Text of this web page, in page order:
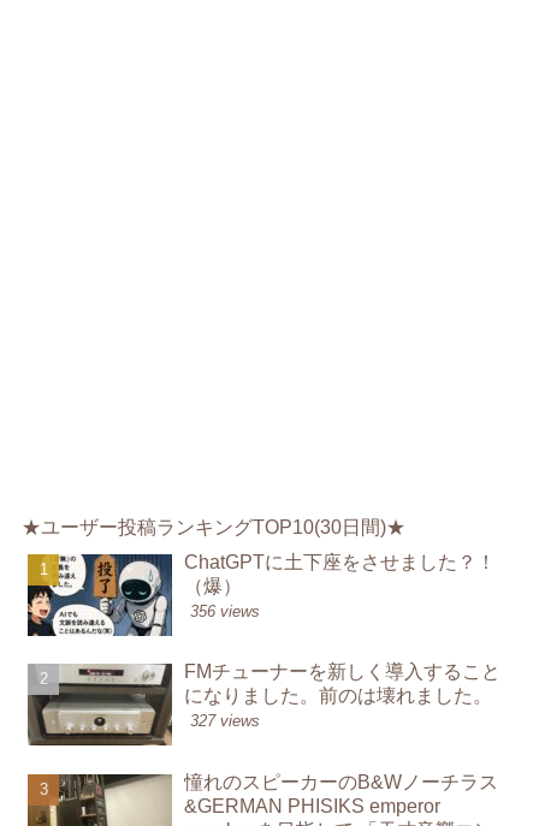
★ユーザー投稿ランキングTOP10(30日間)★
ChatGPTに土下座をさせました？！
（爆）
356 views
FMチューナーを新しく導入すること
になりました。前のは壊れました。
327 views
憧れのスピーカーのB&Wノーチラス
&GERMAN PHISIKS emperor